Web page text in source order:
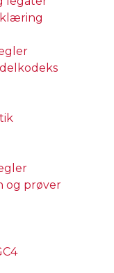
og prøver